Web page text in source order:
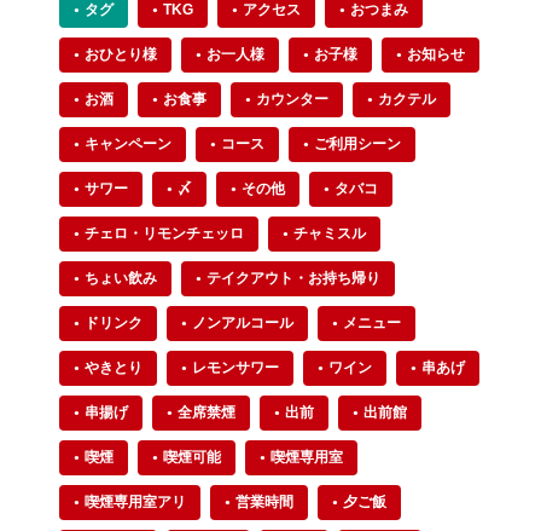
タグ TKG アクセス おつまみ
おひとり様 お一人様 お子様 お知らせ
お酒 お食事 カウンター カクテル
キャンペーン コース ご利用シーン
サワー 〆 その他 タバコ
チェロ・リモンチェッロ チャミスル
ちょい飲み テイクアウト・お持ち帰り
ドリンク ノンアルコール メニュー
やきとり レモンサワー ワイン 串あげ
串揚げ 全席禁煙 出前 出前館
喫煙 喫煙可能 喫煙専用室
喫煙専用室アリ 営業時間 夕ご飯